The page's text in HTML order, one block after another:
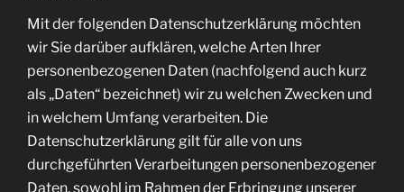
Mit der folgenden Datenschutzerklärung möchten
wir Sie darüber aufklären, welche Arten Ihrer
personenbezogenen Daten (nachfolgend auch kurz
als „Daten“ bezeichnet) wir zu welchen Zwecken und
in welchem Umfang verarbeiten. Die
Datenschutzerklärung gilt für alle von uns
durchgeführten Verarbeitungen personenbezogener
Daten, sowohl im Rahmen der Erbringung unserer